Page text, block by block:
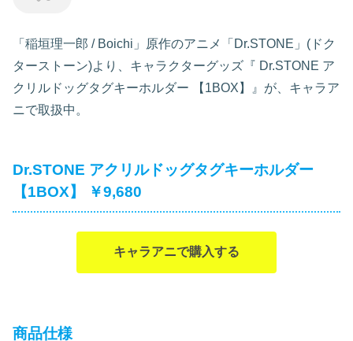
「稲垣理一郎 / Boichi」原作のアニメ「Dr.STONE」(ドク
ターストーン)より、キャラクターグッズ『 Dr.STONE ア
クリルドッグタグキーホルダー 【1BOX】』が、キャラア
ニで取扱中。
Dr.STONE アクリルドッグタグキーホルダー
【1BOX】 ￥9,680
キャラアニで購入する
商品仕様